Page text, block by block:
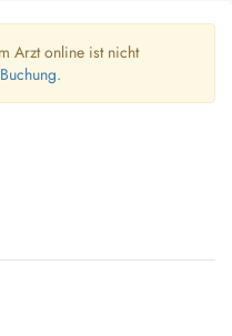
Arzt online ist nicht